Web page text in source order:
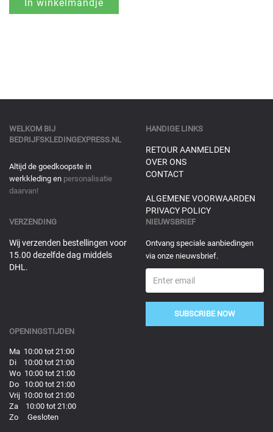
WELKOM BIJ
BEDRIJFSKLEDINGEXPRESS.NL
Altijd de goedkoopste in
werkkleding en personalisatie
daarvan!
HANDIGE LINKS
RETOUR AANMELDEN
OVER ONS
CONTACT
ALGEMENE VOORWAARDEN
PRIVACY POLICY
VERZENDING
Wij verzenden bestellingen voor
15.00 dezelfde dag middels
DHL.
NIEUWSBRIEF
Ontvang speciale aanbiedingen
via onze nieuwsbrief.
SUBSCRIBE NOW
OPENINGSTIJDEN
Ma 10:00 tot 21:00
Di 10:00 tot 21:00
Wo 10:00 tot 21:00
Do 10:00 tot 21:00
Vrij 10:00 tot 21:00
Za 10:00 tot 21:00
Zo Gesloten